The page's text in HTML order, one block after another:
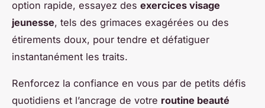
option rapide, essayez des exercices visage
jeunesse, tels des grimaces exagérées ou des
étirements doux, pour tendre et défatiguer
instantanément les traits.
Renforcez la confiance en vous par de petits défis
quotidiens et l’ancrage de votre routine beauté